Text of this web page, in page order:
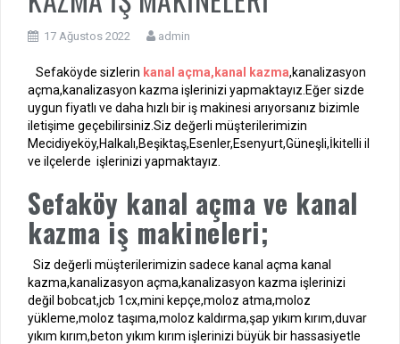
17 Ağustos 2022 admin
Sefaköyde sizlerin kanal açma,kanal kazma,kanalizasyon
açma,kanalizasyon kazma işlerinizi yapmaktayız.Eğer sizde
uygun fiyatlı ve daha hızlı bir iş makinesi arıyorsanız bizimle
iletişime geçebilirsiniz.Siz değerli müşterilerimizin
Mecidiyeköy,Halkalı,Beşiktaş,Esenler,Esenyurt,Güneşli,İkitelli il
ve ilçelerde işlerinizi yapmaktayız.
Sefaköy kanal açma ve kanal
kazma iş makineleri;
Siz değerli müşterilerimizin sadece kanal açma kanal
kazma,kanalizasyon açma,kanalizasyon kazma işlerinizi
değil bobcat,jcb 1cx,mini kepçe,moloz atma,moloz
yükleme,moloz taşıma,moloz kaldırma,şap yıkım kırım,duvar
yıkım kırım,beton yıkım kırım işlerinizi büyük bir hassasiyetle